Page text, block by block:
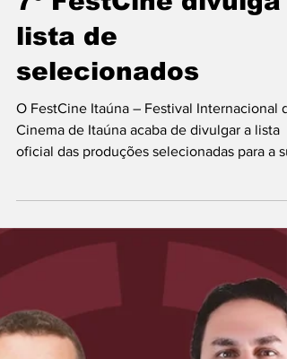
blogdajaciara
Jul 28
7º FestCine divulga
lista de
Cinema de Itaúna acaba de divulgar a lista
oficial das produções selecionadas para a
7ª edição, reforçando seu papel como um
eventos mais importantes e autênticos do
audiovisual em Pernambuco. Realizado no
Agreste do estado, o festival recebeu mais